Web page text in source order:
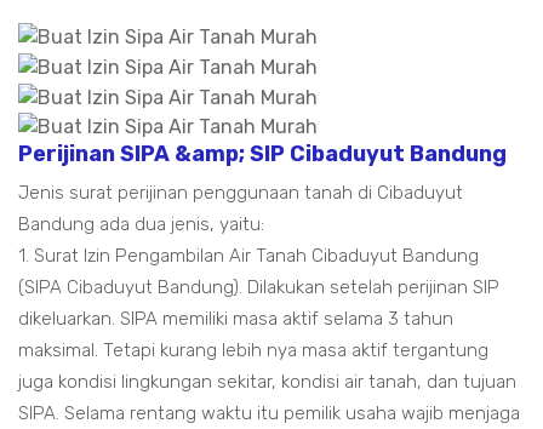
Perijinan SIPA &amp; SIP Cibaduyut Bandung
Jenis surat perijinan penggunaan tanah di Cibaduyut
Bandung ada dua jenis, yaitu:
1. Surat Izin Pengambilan Air Tanah Cibaduyut Bandung
(SIPA Cibaduyut Bandung). Dilakukan setelah perijinan SIP
dikeluarkan. SIPA memiliki masa aktif selama 3 tahun
maksimal. Tetapi kurang lebih nya masa aktif tergantung
juga kondisi lingkungan sekitar, kondisi air tanah, dan tujuan
SIPA. Selama rentang waktu itu pemilik usaha wajib menjaga